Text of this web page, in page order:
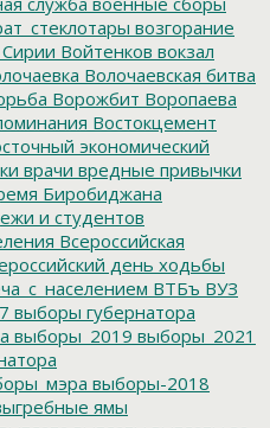
возгорание
Войтенков вокзал
Волочаевская битва
Ворожбит Воропаева
Востокцемент
экономический
врачи вредные привычки
Биробиджана
и студентов
Всероссийская
день ходьбы
ВТБъ ВУЗ
выборы губернатора
выборы_2019 выборы_2021
выборы-2018
ямы